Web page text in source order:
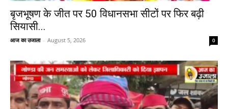
बृजभूषण के जीत पर 50 विधानसभा सीटों पर फिर बढ़ी
सियासी...
आज का उजाला - August 5, 2026 0